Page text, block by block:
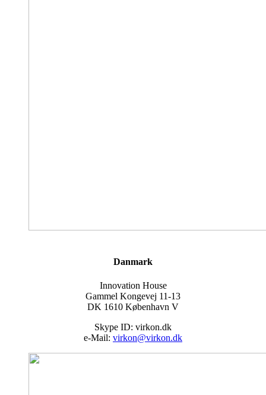
Danmark
Innovation House
Gammel Kongevej 11-13
DK 1610 København V
Skype ID: virkon.dk
e-Mail: virkon@virkon.dk